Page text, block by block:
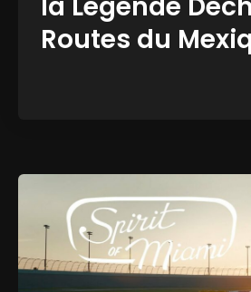
Routes du